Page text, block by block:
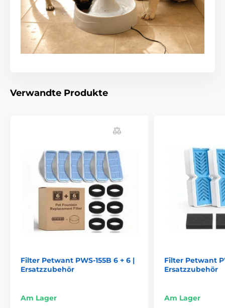
Verwandte Produkte
Filter Petwant PWS-155B 6 + 6 |
Ersatzzubehör
Am Lager
Filter Petwant
Ersatzzubehör
Am Lager